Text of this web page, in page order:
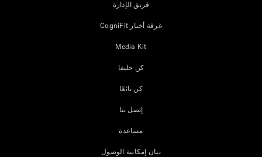
فريق الإدارة
غرفة أخبار CogniFit
Media Kit
كن حليفا
كن بائعًا
إتصل بنا
مساعدة
بيان إمكانية الوصول